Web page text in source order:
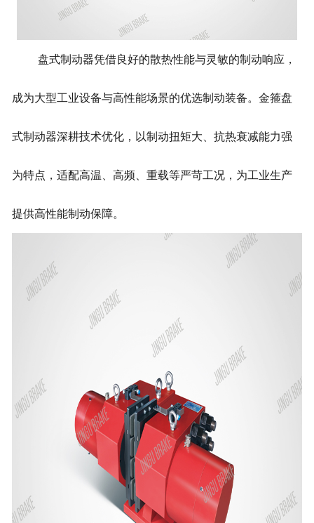
盘式制动器凭借良好的散热性能与灵敏的制动响应，
成为大型工业设备与高性能场景的优选制动装备。金箍盘
式制动器深耕技术优化，以制动扭矩大、抗热衰减能力强
为特点，适配高温、高频、重载等严苛工况，为工业生产
提供高性能制动保障。